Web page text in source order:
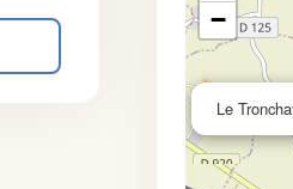
Le
−